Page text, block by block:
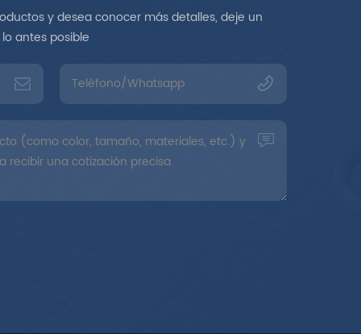
y desea conocer más detalles, deje un
antes posible